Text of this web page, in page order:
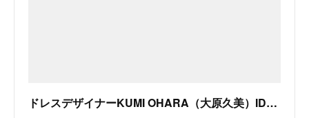
ドレスデザイナーKUMI OHARA（大原久美）ID：8603 | HORBY(ホービィ) オフィシャルサイト